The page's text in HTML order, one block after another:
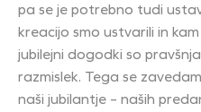
pa se je potrebno tudi
kreacijo smo ustvarili in
jubilejni dogodki so
razmislek. Tega se
naši jubilantje – naših